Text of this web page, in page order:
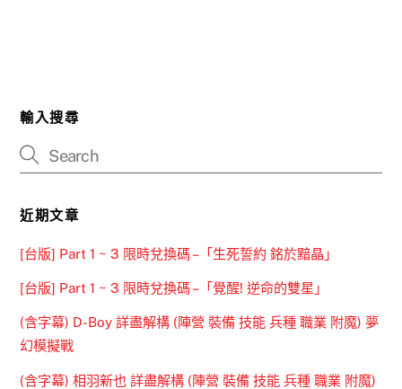
輸入搜尋
近期文章
[台版] Part 1 ~ 3 限時兌換碼 –「生死誓約 銘於黯晶」
[台版] Part 1 ~ 3 限時兌換碼 –「覺醒! 逆命的雙星」
(含字幕) D-Boy 詳盡解構 (陣營 裝備 技能 兵種 職業 附魔) 夢
幻模擬戰
(含字幕) 相羽新也 詳盡解構 (陣營 裝備 技能 兵種 職業 附魔)